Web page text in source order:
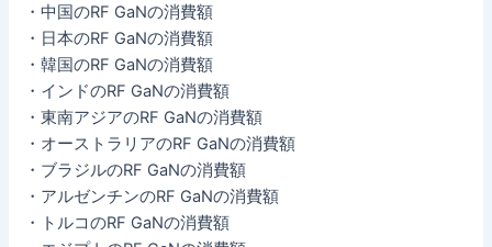
・中国のRF GaNの消費額
・日本のRF GaNの消費額
・韓国のRF GaNの消費額
・インドのRF GaNの消費額
・東南アジアのRF GaNの消費額
・オーストラリアのRF GaNの消費額
・ブラジルのRF GaNの消費額
・アルゼンチンのRF GaNの消費額
・トルコのRF GaNの消費額